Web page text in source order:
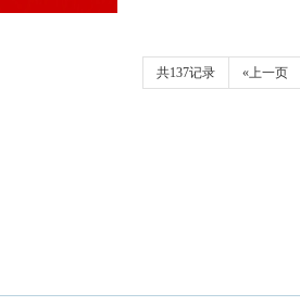
共137记录 «上一页